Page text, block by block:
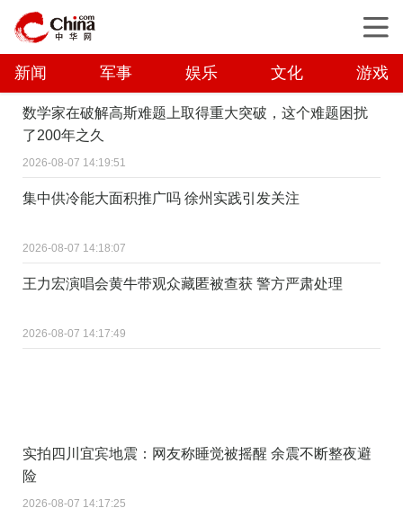
新闻 军事 娱乐 文化 游戏
数学家在破解高斯难题上取得重大突破，这个难题困扰
了200年之久
2026-08-07 14:19:51
集中供冷能大面积推广吗 徐州实践引发关注
2026-08-07 14:18:07
王力宏演唱会黄牛带观众藏匿被查获 警方严肃处理
2026-08-07 14:17:49
实拍四川宜宾地震：网友称睡觉被摇醒 余震不断整夜避
险
2026-08-07 14:17:25